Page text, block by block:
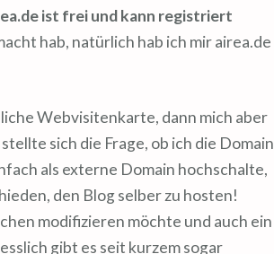
ist frei und kann registriert
hab, natürlich hab ich mir airea.de
Webvisitenkarte, dann mich aber
sich die Frage, ob ich die Domain
als externe Domain hochschalte,
den Blog selber zu hosten!
modifizieren möchte und auch ein
gibt es seit kurzem sogar